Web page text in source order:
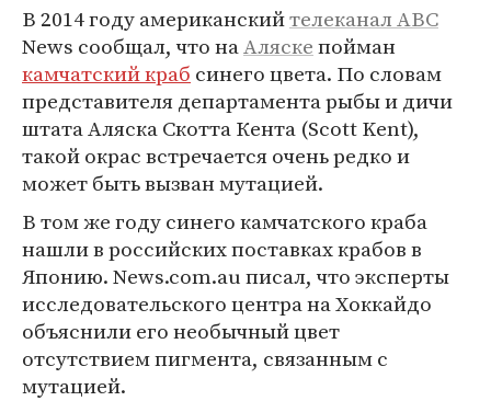
В 2014 году американскийтелеканал ABC
News сообщал, что наАляскепойман
камчатский краб синего цвета. По словам
представителя департамента рыбы и дичи
штата Аляска Скотта Кента (Scott Kent),
такой окрас встречается очень редко и
может быть вызван мутацией.
В том же году синего камчатского краба
нашли в российских поставках крабов в
Японию. News.com.au писал, что эксперты
исследовательского центра на Хоккайдо
объяснили его необычный цвет
отсутствием пигмента, связанным с
мутацией.